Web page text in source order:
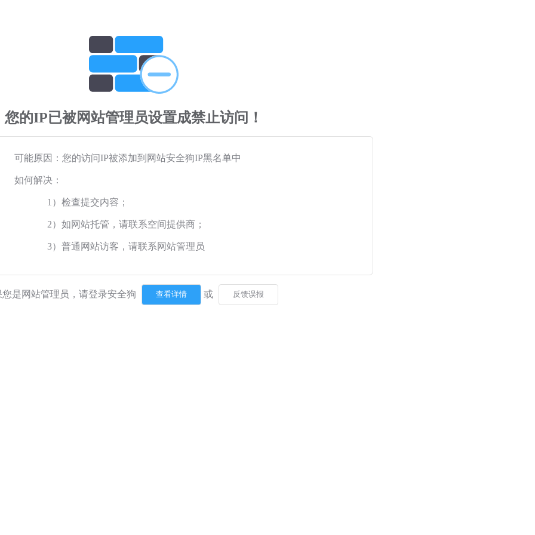
您的IP已被网站管理员设置成禁止访问！
可能原因：您的访问IP被添加到网站安全狗IP黑名单中
如何解决：
1）检查提交内容；
2）如网站托管，请联系空间提供商；
3）普通网站访客，请联系网站管理员
您是网站管理员，请登录安全狗 或